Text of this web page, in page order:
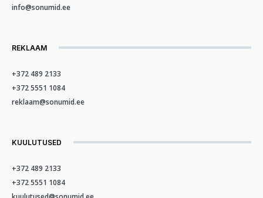
info@sonumid.ee
REKLAAM
+372 489 2133
+372 5551 1084
reklaam@sonumid.ee
KUULUTUSED
+372 489 2133
+372 5551 1084